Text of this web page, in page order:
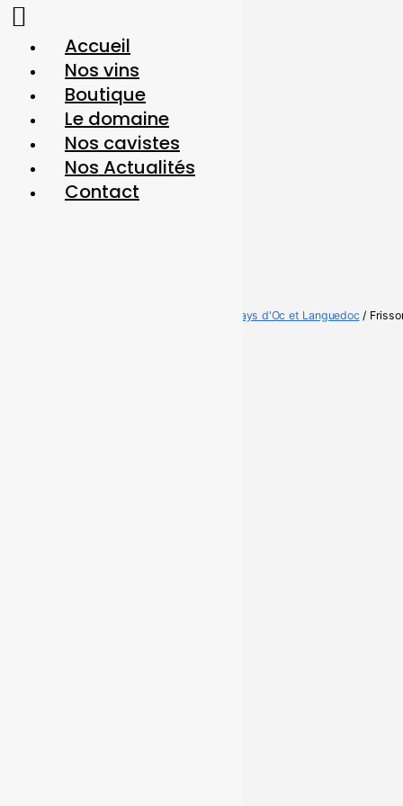
Nos Vins de pays d'Oc et Languedoc/
Accueil
Nos vins
Boutique
Le domaine
Nos cavistes
Nos Actualités
Contact